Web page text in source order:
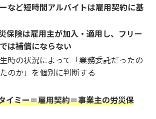
など短時間アルバイトは雇用契約に基
保険は雇用主が加入・適用し、フリー
は補償にならない
時の状況によって「業務委託だったの
のか」を個別に判断する
イミー＝雇用契約＝事業主の労災保